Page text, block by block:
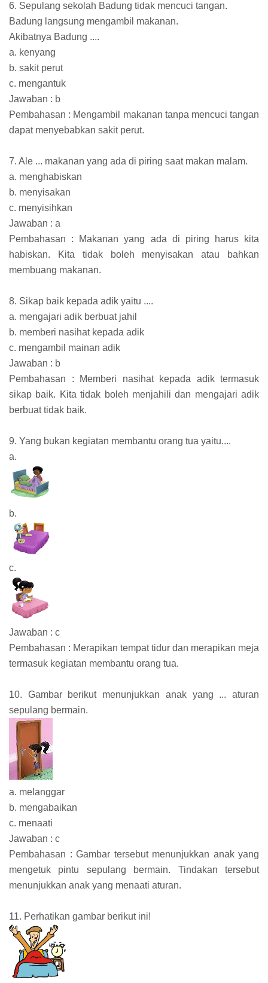
6. Sepulang sekolah Badung tidak mencuci tangan.
Badung langsung mengambil makanan.
Akibatnya Badung ....
a. kenyang
b. sakit perut
c. mengantuk
Jawaban : b
Pembahasan : Mengambil makanan tanpa mencuci tangan
dapat menyebabkan sakit perut.
7. Ale ... makanan yang ada di piring saat makan malam.
a. menghabiskan
b. menyisakan
c. menyisihkan
Jawaban : a
Pembahasan : Makanan yang ada di piring harus kita
habiskan. Kita tidak boleh menyisakan atau bahkan
membuang makanan.
8. Sikap baik kepada adik yaitu ....
a. mengajari adik berbuat jahil
b. memberi nasihat kepada adik
c. mengambil mainan adik
Jawaban : b
Pembahasan : Memberi nasihat kepada adik termasuk
sikap baik. Kita tidak boleh menjahili dan mengajari adik
berbuat tidak baik.
9. Yang bukan kegiatan membantu orang tua yaitu....
a.
b.
c.
Jawaban : c
Pembahasan : Merapikan tempat tidur dan merapikan meja
termasuk kegiatan membantu orang tua.
10. Gambar berikut menunjukkan anak yang ... aturan
sepulang bermain.
a. melanggar
b. mengabaikan
c. menaati
Jawaban : c
Pembahasan : Gambar tersebut menunjukkan anak yang
mengetuk pintu sepulang bermain. Tindakan tersebut
menunjukkan anak yang menaati aturan.
11. Perhatikan gambar berikut ini!